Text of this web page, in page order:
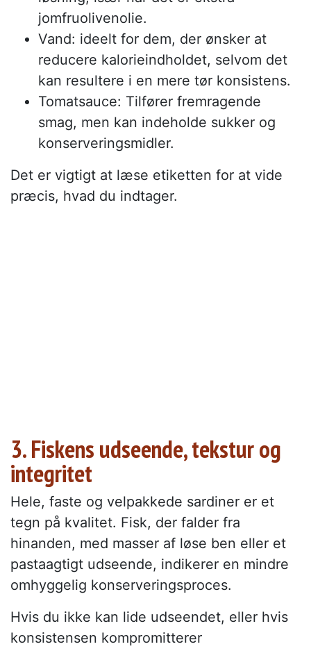
jomfruolivenolie.
Vand: ideelt for dem, der ønsker at
reducere kalorieindholdet, selvom det
kan resultere i en mere tør konsistens.
Tomatsauce: Tilfører fremragende
smag, men kan indeholde sukker og
konserveringsmidler.
Det er vigtigt at læse etiketten for at vide
præcis, hvad du indtager.
3. Fiskens udseende, tekstur og
integritet
Hele, faste og velpakkede sardiner er et
tegn på kvalitet. Fisk, der falder fra
hinanden, med masser af løse ben eller et
pastaagtigt udseende, indikerer en mindre
omhyggelig konserveringsproces.
Hvis du ikke kan lide udseendet, eller hvis
konsistensen kompromitterer